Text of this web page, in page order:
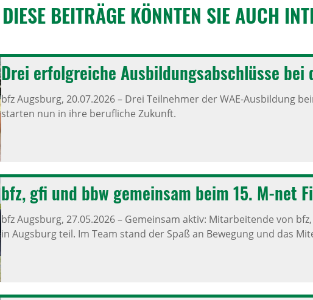
DIESE BEITRÄGE KÖNNTEN SIE AUCH
Drei erfolg­reiche Ausbil­dungs­ab­schlüsse bei
bfz Augsburg, 20.07.2026–Drei Teilnehmer der WAE-Ausbildung
starten nun in ihre berufliche Zukunft.
bfz, gfi und bbw gemeinsam beim 15. M-net
bfz Augsburg, 27.05.2026–Gemeinsam aktiv: Mitarbeitende von
in Augsburg teil. Im Team stand der Spaß an Bewegung und das